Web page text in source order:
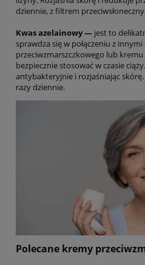
dziennie, z filtrem
Kwas azelainowy — jest to
sprawdza się w połączeniu z
przeciwzmarszczkowego lub
bezpiecznie stosować w czasie
antybakteryjnie i rozjaśniając
razy dziennie.
Polecane kremy